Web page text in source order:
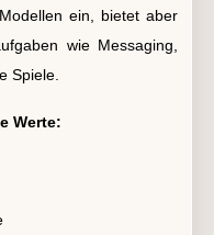
ein, bietet aber
wie Messaging,
Spiele.
Werte: